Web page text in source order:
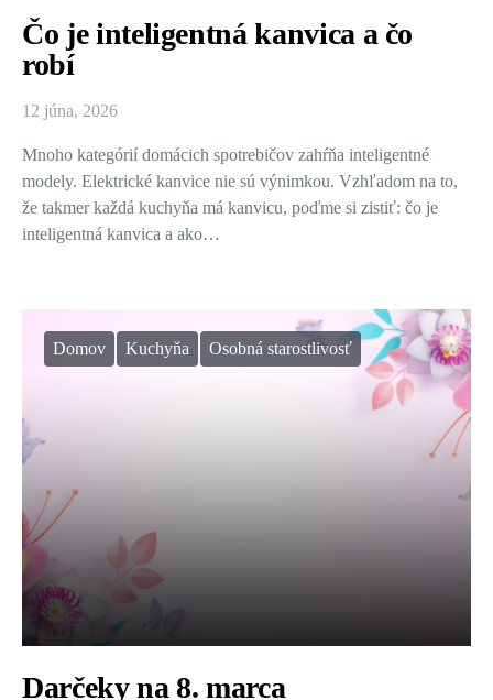
Čo je inteligentná kanvica a čo
robí
12 júna, 2026
Mnoho kategórií domácich spotrebičov zahŕňa inteligentné
modely. Elektrické kanvice nie sú výnimkou. Vzhľadom na to,
že takmer každá kuchyňa má kanvicu, poďme si zistiť: čo je
inteligentná kanvica a ako…
Domov Kuchyňa Osobná starostlivosť
Darčeky na 8. marca